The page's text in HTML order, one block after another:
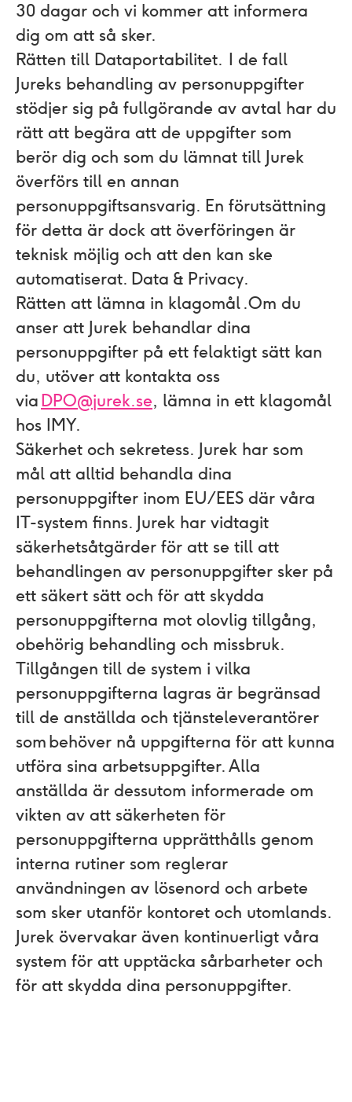
30 dagar och vi kommer att informera
dig om att så sker.
Rätten till Dataportabilitet. I de fall
Jureks behandling av personuppgifter
stödjer sig på fullgörande av avtal har du
rätt att begära att de uppgifter som
berör dig och som du lämnat till Jurek
överförs till en annan
personuppgiftsansvarig. En förutsättning
för detta är dock att överföringen är
teknisk möjlig och att den kan ske
automatiserat. Data & Privacy.
Rätten att lämna in klagomål .Om du
anser att Jurek behandlar dina
personuppgifter på ett felaktigt sätt kan
du, utöver att kontakta oss
via DPO@jurek.se, lämna in ett klagomål
hos IMY.
Säkerhet och sekretess. Jurek har som
mål att alltid behandla dina
personuppgifter inom EU/ EES där våra
IT-system finns. Jurek har vidtagit
säkerhetsåtgärder för att se till att
behandlingen av personuppgifter sker på
ett säkert sätt och för att skydda
personuppgifterna mot olovlig tillgång,
obehörig behandling och missbruk.
Tillgången till de system i vilka
personuppgifterna lagras är begränsad
till de anställda och tjänsteleverantörer
som behöver nå uppgifterna för att kunna
utföra sina arbetsuppgifter. Alla
anställda är dessutom informerade om
vikten av att säkerheten för
personuppgifterna upprätthålls genom
interna rutiner som reglerar
användningen av lösenord och arbete
som sker utanför kontoret och utomlands.
Jurek övervakar även kontinuerligt våra
system för att upptäcka sårbarheter och
för att skydda dina personuppgifter.